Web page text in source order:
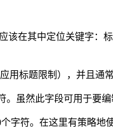
该在其中定位关键字
用标题限制），并且通
虽然此字段可用于要
字符。在这里有策略